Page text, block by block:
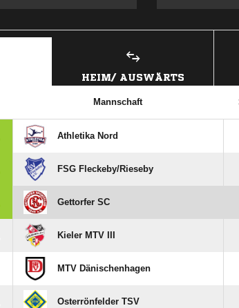
HEIM/ AUSWÄRTS
Mannschaft
Athletika Nord
FSG Fleckeby/​Rieseby
Gettorfer SC
Kieler MTV III
MTV Dänischenhagen
Osterrönfelder TSV